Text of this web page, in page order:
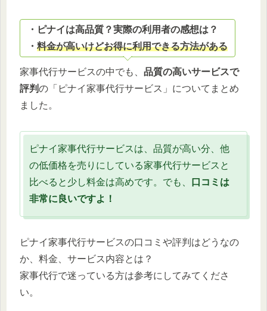
・ピナイは高品質？実際の利用者の感想は？
・ 料金が高いけどお得に利用できる方法がある
家事代行サービスの中でも、 品質の高いサービスで
評判の「ピナイ家事代行サービス」についてまとめ
ました。
ピナイ家事代行サービスは、品質が高い分、他
の低価格を売りにしている家事代行サービスと
比べると少し料金は高めです。でも、
口コミは
非常に良いですよ！
ピナイ家事代行サービスの口コミや評判はどうなの
か、料金、サービス内容とは？
家事代行で迷っている方は参考にしてみてくださ
い。